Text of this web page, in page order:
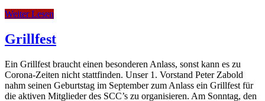
Weiter Lesen
Grillfest
Ein Grillfest braucht einen besonderen Anlass, sonst kann es zu
Corona-Zeiten nicht stattfinden. Unser 1. Vorstand Peter Zabold
nahm seinen Geburtstag im September zum Anlass ein Grillfest für
die aktiven Mitglieder des SCC’s zu organisieren. Am Sonntag, den